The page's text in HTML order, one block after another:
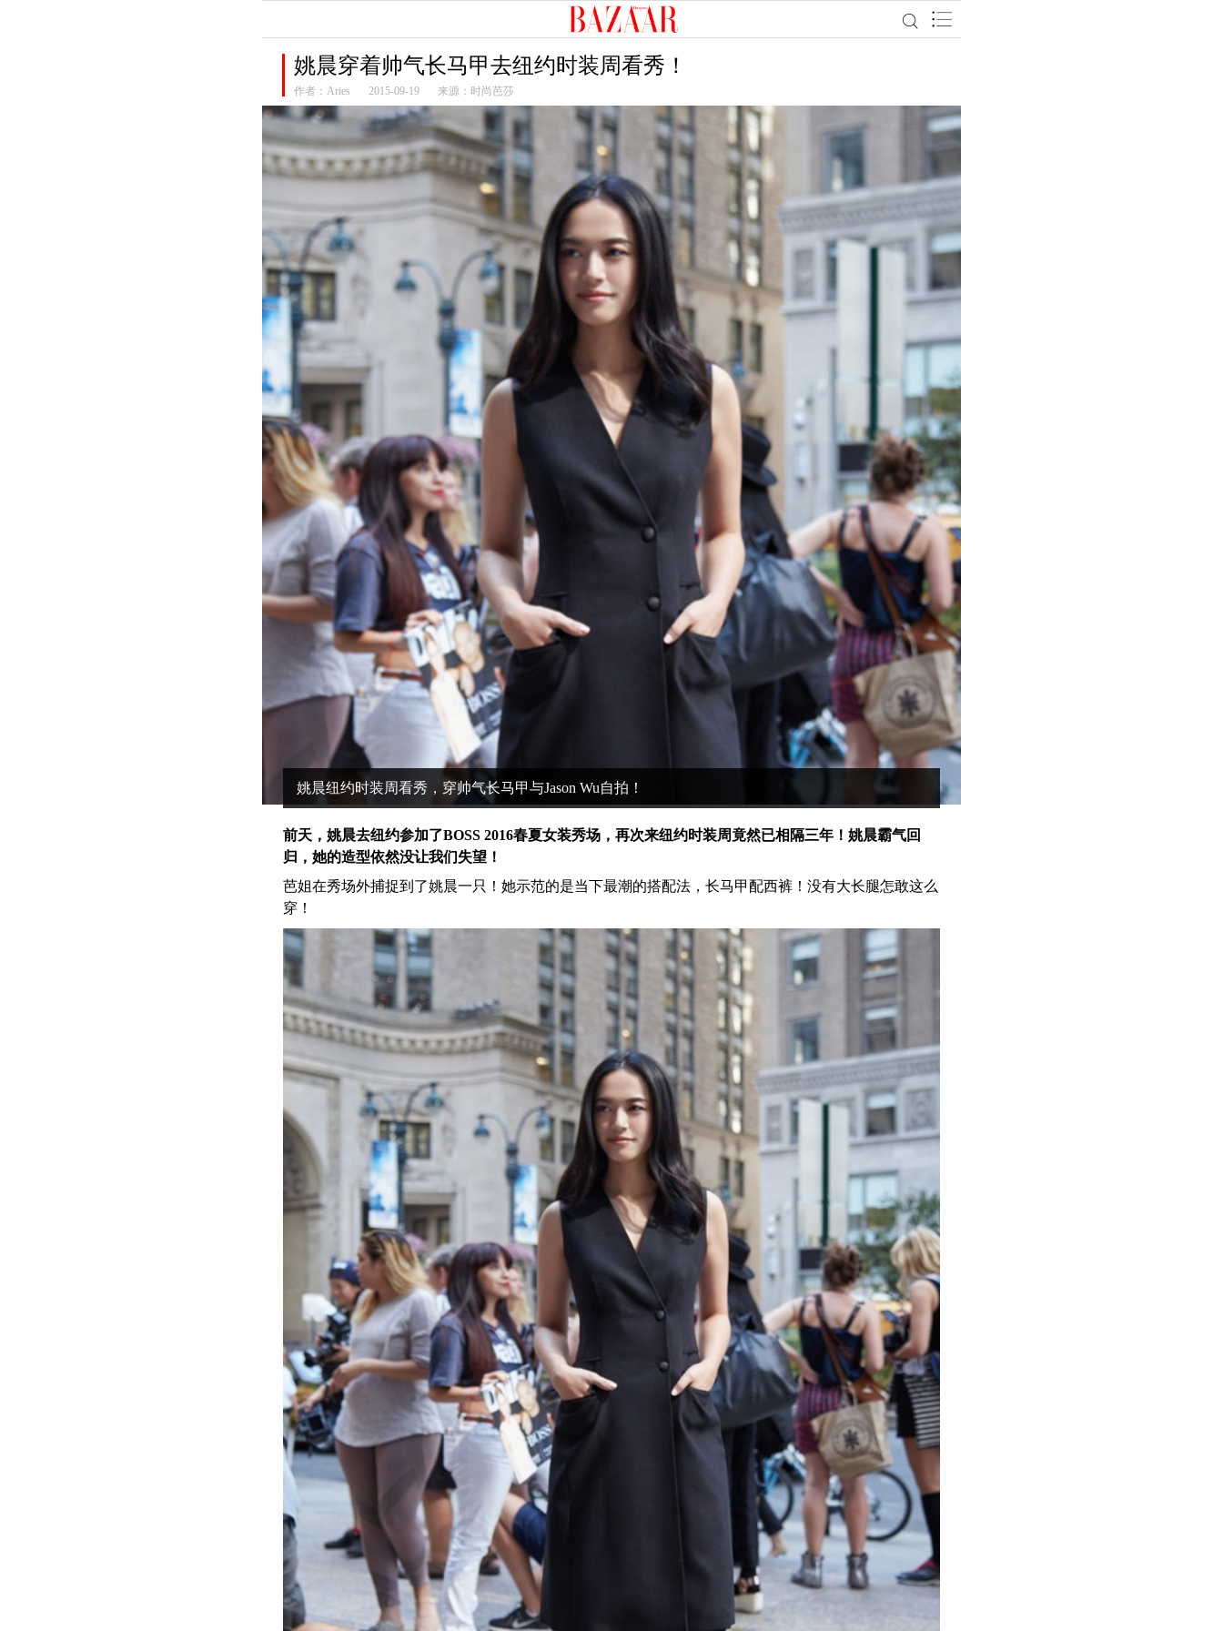
姚晨穿着帅气长马甲去纽约时装周看秀！
作者： Aries 2015-09-19 来源：时尚芭莎
姚晨纽约时装周看秀，穿帅气长马甲与Jason Wu自拍！
前天，姚晨去纽约参加了BOSS 2016春夏女装秀场，再次来纽约时装周竟然已相隔三年！姚晨霸气回
归，她的造型依然没让我们失望！
芭姐在秀场外捕捉到了姚晨一只！她示范的是当下最潮的搭配法，长马甲配西裤！没有大长腿怎敢这么
穿！